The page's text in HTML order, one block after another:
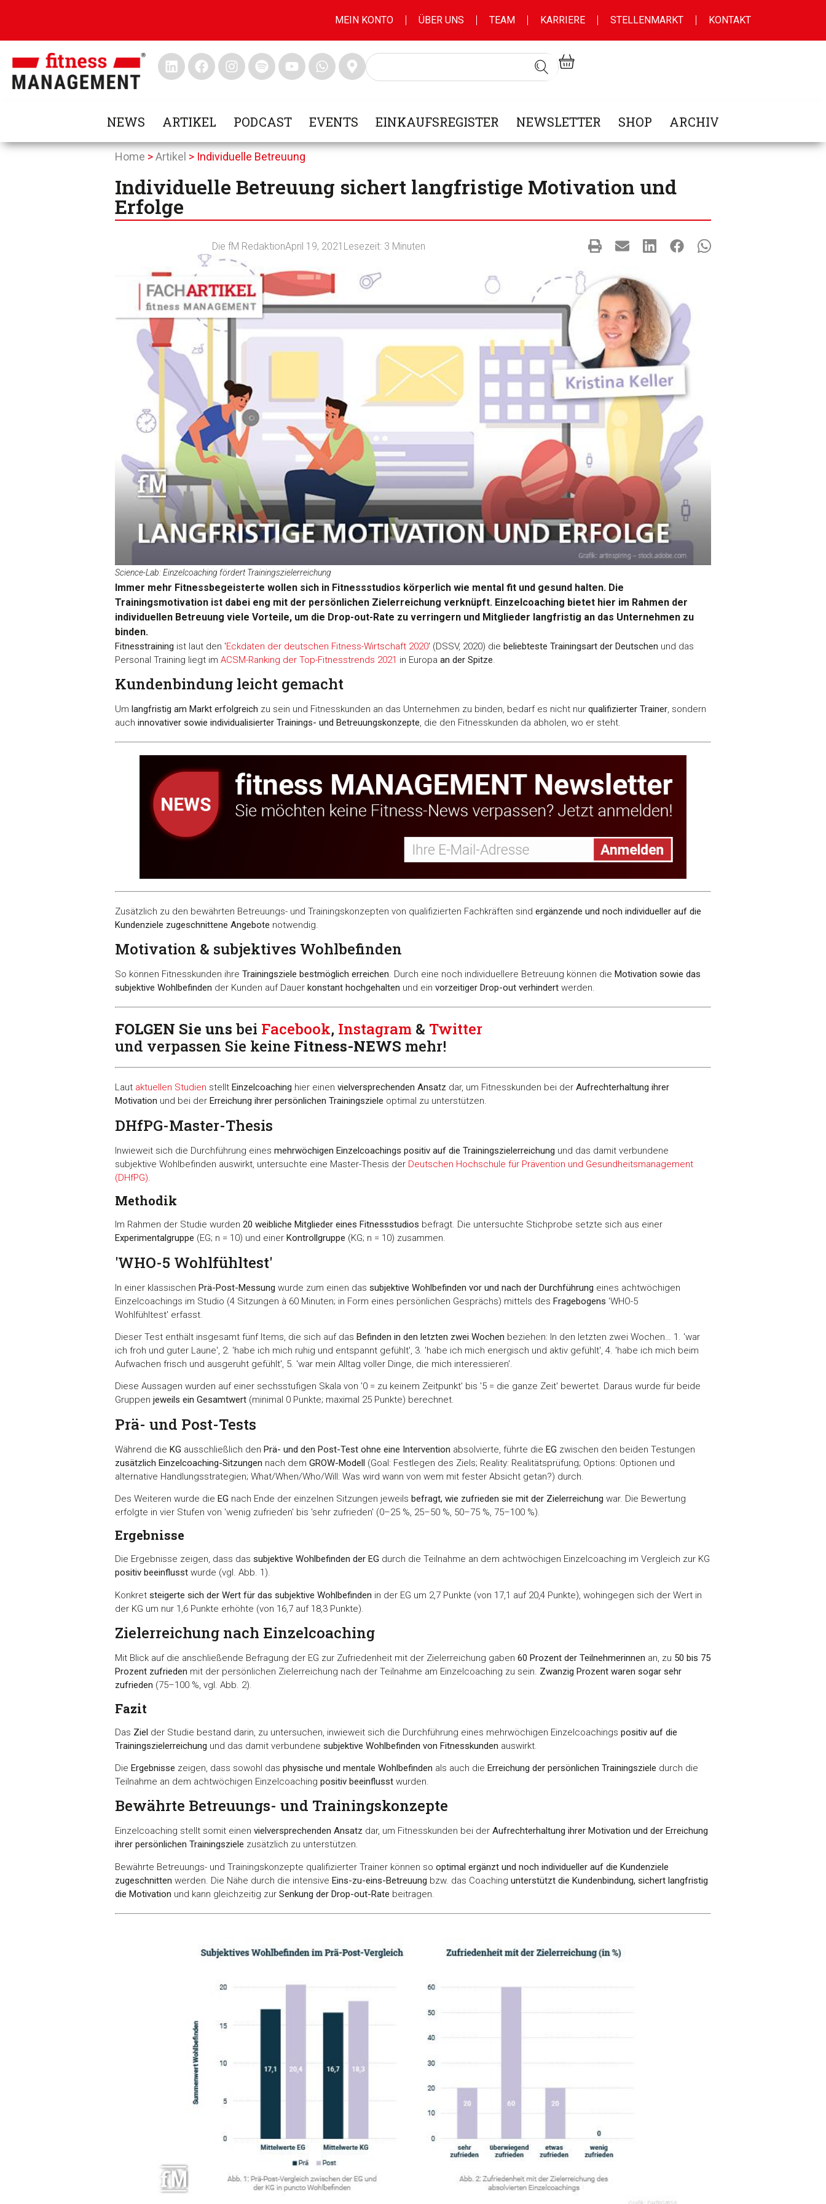
MEIN KONTO ÜBER UNS TEAM KARRIERE STELLENMARKT KONTAKT
NEWS ARTIKEL PODCAST EVENTS EINKAUFSREGISTER NEWSLETTER SHOP ARCHIV
Home >Artikel > Individuelle Betreuung
Individuelle Betreuung sichert langfristige Motivation und
Erfolge
Die fM RedaktionApril 19, 2021 Lesezeit: 3 Minuten
Science-Lab: Einzelcoaching fördert Trainingszielerreichung
Immer mehr Fitnessbegeisterte wollen sich in Fitnessstudios körperlich wie mental fit und gesund halten. Die
Trainingsmotivation ist dabei eng mit der persönlichen Zielerreichung verknüpft. Einzelcoaching bietet hier im Rahmen der
individuellen Betreuung viele Vorteile, um die Drop-out-Rate zu verringern und Mitglieder langfristig an das Unternehmen zu
binden.
Fitnesstraining ist laut den 'Eckdaten der deutschen Fitness-Wirtschaft 2020' (DSSV, 2020) die beliebteste Trainingsart der Deutschen und das
Personal Training liegt im ACSM-Ranking der Top-Fitnesstrends 2021 in Europa an der Spitze
Kundenbindung leicht gemacht
Um langfristig am Markt erfolgreich zu sein und Fitnesskunden an das Unternehmen zu binden, bedarf es nicht nur qualifizierter Trainer, sondern
auch innovativer sowie individualisierter Trainings- und Betreuungskonzepte, die den Fitnesskunden da abholen, wo er steht.
Zusätzlich zu den bewährten Betreuungs- und Trainingskonzepten von qualifizierten Fachkräften sind ergänzende und noch individueller auf die
Kundenziele zugeschnittene Angebote notwendig.
Motivation & subjektives Wohlbefinden
So können Fitnesskunden ihre Trainingsziele bestmöglich erreichen. Durch eine noch individuellere Betreuung können die Motivation sowie das
subjektive Wohlbefinden der Kunden auf Dauer konstant hochgehalten und ein vorzeitiger Drop-out verhindert werden.
FOLGEN Sie uns bei Facebook, Instagram & Twitter
und verpassen Sie keine Fitness-NEWS mehr!
Laut aktuellen Studien stellt Einzelcoaching hier einen vielversprechenden Ansatz dar, um Fitnesskunden bei der Aufrechterhaltung ihrer
Motivation und bei der Erreichung ihrer persönlichen Trainingsziele optimal zu unterstützen.
DHfPG-Master-Thesis
Inwieweit sich die Durchführung eines mehrwöchigen Einzelcoachings positiv auf die Trainingszielerreichung und das damit verbundene
subjektive Wohlbefinden auswirkt, untersuchte eine Master-Thesis der Deutschen Hochschule für Prävention und Gesundheitsmanagement
(DHfPG).
Methodik
Im Rahmen der Studie wurden 20 weibliche Mitglieder eines Fitnessstudios befragt. Die untersuchte Stichprobe setzte sich aus einer
Experimentalgruppe (EG; n = 10) und einer Kontrollgruppe (KG; n = 10) zusammen.
'WHO-5 Wohlfühltest'
In einer klassischen Prä-Post-Messung wurde zum einen das subjektive Wohlbefinden vor und nach der Durchführung eines achtwöchigen
Einzelcoachings im Studio (4 Sitzungen à 60 Minuten; in Form eines persönlichen Gesprächs) mittels des Fragebogens 'WHO-5
Wohlfühltest' erfasst.
Dieser Test enthält insgesamt fünf Items, die sich auf das Befinden in den letzten zwei Wochen beziehen: In den letzten zwei Wochen… 1. 'war
ich froh und guter Laune', 2. 'habe ich mich ruhig und entspannt gefühlt', 3. 'habe ich mich energisch und aktiv gefühlt', 4. 'habe ich mich beim
Aufwachen frisch und ausgeruht gefühlt', 5. 'war mein Alltag voller Dinge, die mich interessieren'.
Diese Aussagen wurden auf einer sechsstufigen Skala von '0 = zu keinem Zeitpunkt' bis '5 = die ganze Zeit' bewertet. Daraus wurde für beide
Gruppen jeweils ein Gesamtwert (minimal 0 Punkte; maximal 25 Punkte) berechnet.
Prä- und Post-Tests
Während die KG ausschließlich den Prä- und den Post-Test ohne eine Intervention absolvierte, führte die EG zwischen den beiden Testungen
zusätzlich Einzelcoaching-Sitzungen nach dem GROW-Modell (Goal: Festlegen des Ziels; Reality: Realitätsprüfung; Options: Optionen und
alternative Handlungsstrategien; What/When/Who/Will: Was wird wann von wem mit fester Absicht getan?) durch.
Des Weiteren wurde die EG nach Ende der einzelnen Sitzungen jeweils befragt, wie zufrieden sie mit der Zielerreichung war. Die Bewertung
erfolgte in vier Stufen von 'wenig zufrieden' bis 'sehr zufrieden' (0–25 %, 25–50 %, 50–75 %, 75–100 %).
Ergebnisse
Die Ergebnisse zeigen, dass das subjektive Wohlbefinden der EG durch die Teilnahme an dem achtwöchigen Einzelcoaching im Vergleich zur KG
positiv beeinflusst wurde (vgl. Abb. 1).
Konkret steigerte sich der Wert für das subjektive Wohlbefinden in der EG um 2,7 Punkte (von 17,1 auf 20,4 Punkte), wohingegen sich der Wert in
der KG um nur 1,6 Punkte erhöhte (von 16,7 auf 18,3 Punkte).
Zielerreichung nach Einzelcoaching
Mit Blick auf die anschließende Befragung der EG zur Zufriedenheit mit der Zielerreichung gaben 60 Prozent der Teilnehmerinnen an, zu 50 bis 75
Prozent zufrieden mit der persönlichen Zielerreichung nach der Teilnahme am Einzelcoaching zu sein. Zwanzig Prozent waren sogar sehr
zufrieden (75–100 %, vgl. Abb. 2).
Fazit
Das Ziel der Studie bestand darin, zu untersuchen, inwieweit sich die Durchführung eines mehrwöchigen Einzelcoachings positiv auf die
Trainingszielerreichung und das damit verbundene subjektive Wohlbefinden von Fitnesskunden auswirkt.
Die Ergebnisse zeigen, dass sowohl das physische und mentale Wohlbefinden als auch die Erreichung der persönlichen Trainingsziele durch die
Teilnahme an dem achtwöchigen Einzelcoaching positiv beeinflusst wurden.
Bewährte Betreuungs- und Trainingskonzepte
Einzelcoaching stellt somit einen vielversprechenden Ansatz dar, um Fitnesskunden bei der Aufrechterhaltung ihrer Motivation und der Erreichung
ihrer persönlichen Trainingsziele zusätzlich zu unterstützen.
Bewährte Betreuungs- und Trainingskonzepte qualifizierter Trainer können so optimal ergänzt und noch individueller auf die Kundenziele
zugeschnitten werden. Die Nähe durch die intensive Eins-zu-eins-Betreuung bzw. das Coaching unterstützt die Kundenbindung, sichert langfristig
die Motivation und kann gleichzeitig zur Senkung der Drop-out-Rate beitragen.